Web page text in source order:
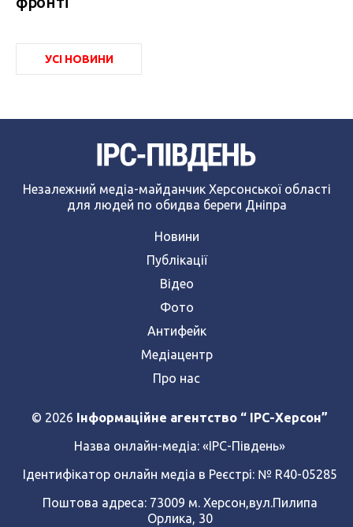
УСІ НОВИНИ
Незалежний медіа-майданчик Херсонської області
для людей по обидва береги Дніпра
Новини
Публікації
Відео
Фото
Антифейк
Медіацентр
Про нас
© 2026
Інформаційне агентство “ IPC-Херсон”
Назва онлайн-медіа: «ІРС-Південь»
Ідентифікатор онлайн медіа в Реєстрі: № R40-05285
Поштова адреса: 73009 м. Херсон,вул.Пилипа
Орлика, 30